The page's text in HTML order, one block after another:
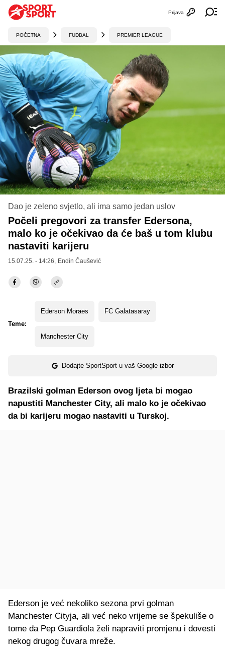
Otvori
Prijava
POČETNA FUDBAL PREMIER LEAGUE
Dao je zeleno svjetlo, ali ima samo jedan uslov
Počeli pregovori za transfer Edersona,
malo ko je očekivao da će baš u tom klubu
nastaviti karijeru
15.07.25. - 14:26, Endin Čaušević
Teme:
Ederson Moraes FC Galatasaray
Manchester City
Dodajte SportSport u vaš Google izbor
Brazilski golman Ederson ovog ljeta bi mogao
napustiti Manchester City, ali malo ko je očekivao
da bi karijeru mogao nastaviti u Turskoj.
Ederson je već nekoliko sezona prvi golman
Manchester Cityja, ali već neko vrijeme se špekuliše o
tome da Pep Guardiola želi napraviti promjenu i dovesti
nekog drugog čuvara mreže.